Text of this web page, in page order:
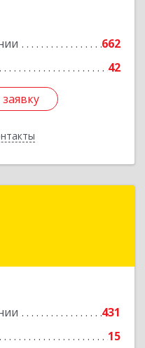
662
42
431
15
г, Ульянова ул,